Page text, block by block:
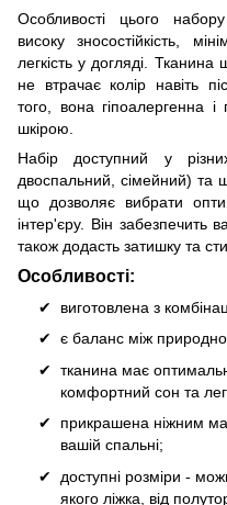
Особливості цього
високу зносостійкість,
легкість у догляді.
не втрачає колір навіть
того, вона гіпоалергенна
шкірою.
Набір доступний у
двоспальний, сімейний) та
що дозволяє вибрати
інтер'єру. Він забезпечить
також додасть затишку та
Особливості:
виготовлена з
є баланс між
тканина має оптимальну щільність, що гарантує
комфортний сон та
прикрашена ніжним малюнком, який додасть затишку
вашій спальні;
доступні розміри - можна підібрати комплект для будь-
якого ліжка, від